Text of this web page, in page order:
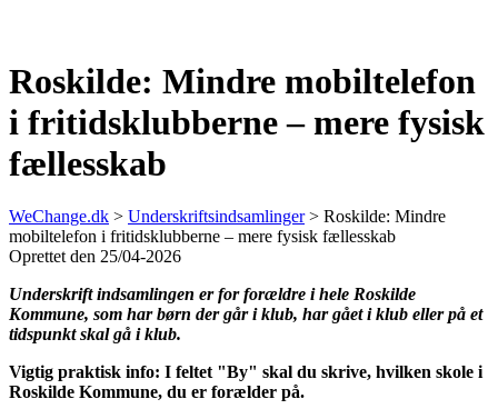
Roskilde: Mindre mobiltelefon
i fritidsklubberne – mere fysisk
fællesskab
WeChange.dk > Underskriftsindsamlinger > Roskilde: Mindre
mobiltelefon i fritidsklubberne – mere fysisk fællesskab
Oprettet den 25/04-2026
Underskrift indsamlingen er for forældre i hele Roskilde
Kommune, som har børn der går i klub, har gået i klub eller på et
tidspunkt skal gå i klub.
Vigtig praktisk info: I feltet "By" skal du skrive, hvilken skole i
Roskilde Kommune, du er forælder på.